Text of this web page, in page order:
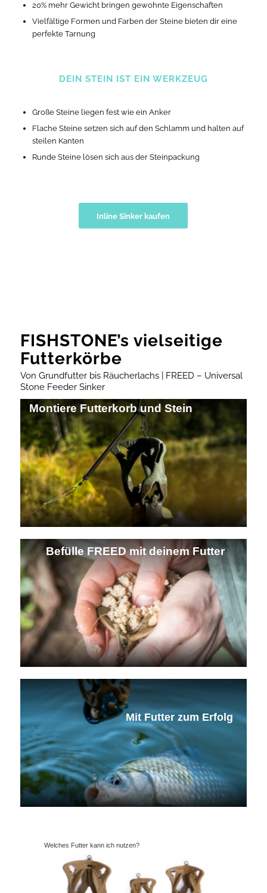
20% mehr Gewicht bringen gewohnte Eigenschaften
Vielfältige Formen und Farben der Steine bieten dir eine
perfekte Tarnung
DEIN STEIN IST EIN WERKZEUG
Große Steine liegen fest wie ein Anker
Flache Steine setzen sich auf den Schlamm und halten auf
steilen Kanten
Runde Steine lösen sich aus der Steinpackung
Inline Sinker kaufen
FISHSTONE’s vielseitige
Futterkörbe
Von Grundfutter bis Räucherlachs | FREED – Universal
Stone Feeder Sinker
Montiere Futterkorb und Stein
Befülle FREED mit deinem Futter
Mit Futter zum Erfolg
Welches Futter kann ich nutzen?